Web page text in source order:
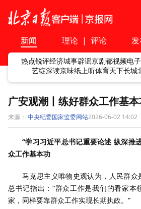
新闻 理论 | 评论
热点锐评经济城事辟谣京剧都视频电
艺绽深读京味纸上听体育天下长城
广安观潮丨练好群众工作基
来源： 中央纪委国家监委网站2026-06-02 14:02
“学习习近平总书记重要论述 纵深推
众工作基本功
马克思主义唯物史观认为，人民群
总书记指出：“群众工作是我们的看家本
家，同样要靠群众工作实现长期执政。”